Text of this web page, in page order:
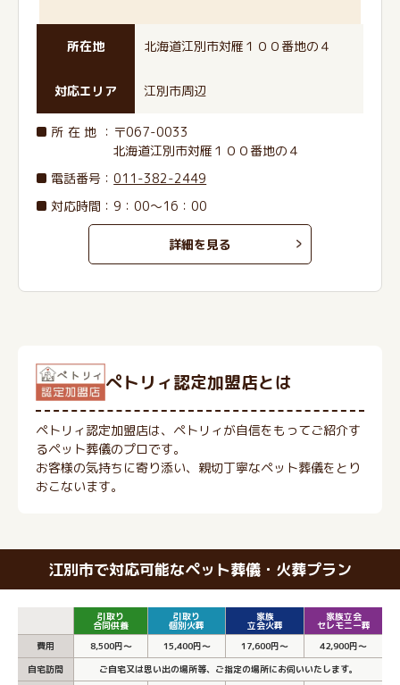
所在地 北海道江別市対雁１００番地の４
対応エリア 江別市周辺
所在地 ：〒067-0033
北海道江別市対雁１００番地の４
電話番号 ：011-382-2449
対応時間：9：00～16：00
詳細を見る
ぺトリィ認定加盟店とは
ペトリィ認定加盟店は、ペトリィが自信をもってご紹介す
るペット葬儀のプロです。
お客様の気持ちに寄り添い、親切丁寧なペット葬儀をとり
おこないます。
江別市で対応可能なペット葬儀・火葬プラン
引取り
合同供養
引取り
個別火葬
家族
立会火葬
家族立会
セレモニー葬
費用
8,500円～ 15,400円～ 17,600円～
42,900円～
自宅訪問
ご自宅又は思い出の場所等、ご指定の場所にお伺いいたします。